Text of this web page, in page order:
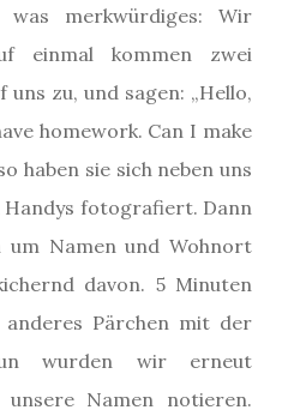
was merkwürdiges: Wir
einmal kommen zwei
zu, und sagen: „Hello,
homework. Can I make
haben sie sich neben uns
fotografiert. Dann
um Namen und Wohnort
davon. 5 Minuten
Pärchen mit der
wurden wir erneut
Namen notieren.